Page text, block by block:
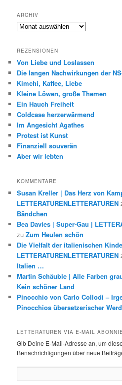
ARCHIV
Archiv
REZENSIONEN
Von Liebe und Loslassen
Die langen Nachwirkungen der
Kimchi, Kaffee, Liebe
Kleine Löwen, große Themen
Ein Hauch Freiheit
Coldcase herzerwärmend
Im Angesicht Agathes
Protest ist Kunst
Finanziell souverän
Aber wir lebten
KOMMENTARE
Susan Kreller | Das Herz von
LETTERATURENLETTERATUREN
Bändchen
Bea Davies | Super-Gau |
zuZum Heulen schön
Die Vielfalt der italienischen
LETTERATURENLETTERATUREN
Italien …
Martin Schäuble | Alle Farben
Kein schöner Land
Pinocchio von Carlo Collodi –
Pinocchios übersetzerischer
LETTERATUREN VIA E-MAIL
Gib Deine E-Mail-Adresse an, um
Benachrichtigungen über neue
Mail-